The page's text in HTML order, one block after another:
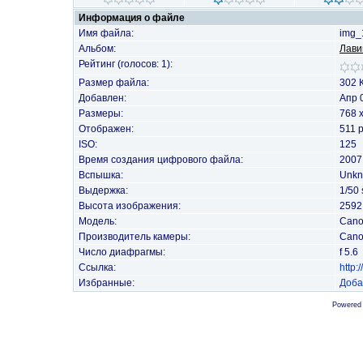
Информация о файле
Имя файла:
Альбом:
Рейтинг (голосов: 1):
Размер файла:
302
Добавлен:
Апр
Размеры:
768
Отображен:
511
ISO:
125
Время создания цифрового файла:
Вспышка:
Выдержка:
1/50
Высота изображения:
Модель:
Производитель камеры:
Число диафрагмы:
f 5.6
Ссылка:
Избранные: